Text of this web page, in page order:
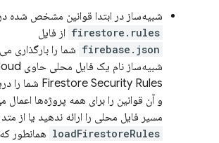
شبیه‌ساز در ابتدا قوانین مشخص شده
firestore.rules از فایل
firebase.json شما را بارگذاری
شبیه‌ساز نام یک فایل محلی حاوی
Firestore Security Rules
شما را
و آن قوانین را برای همه پروژه‌ها اعمال
مسیر فایل محلی را ارائه ندهید یا از متد
loadFirestoreRules همانطور